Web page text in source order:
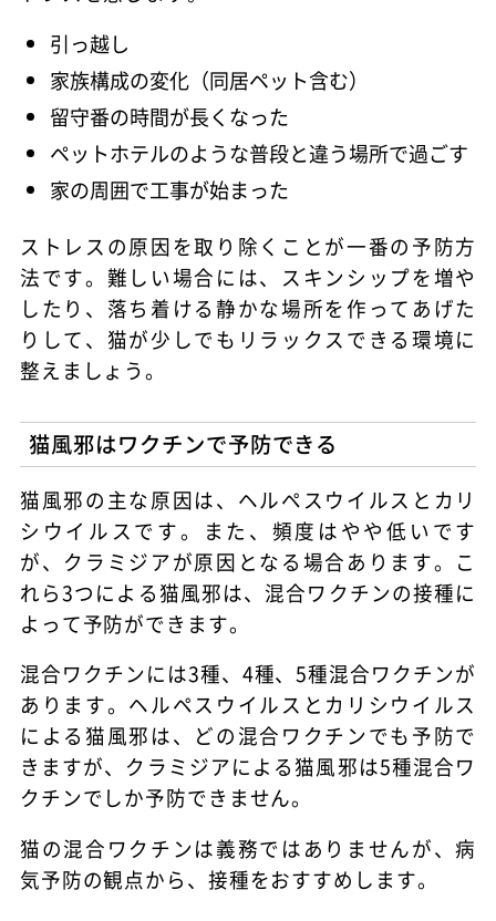
引っ越し
家族構成の変化（同居ペット含む）
留守番の時間が長くなった
ペットホテルのような普段と違う場所で過ごす
家の周囲で工事が始まった
ストレスの原因を取り除くことが一番の予防方
法です。難しい場合には、スキンシップを増や
したり、落ち着ける静かな場所を作ってあげた
りして、猫が少しでもリラックスできる環境に
整えましょう。
猫風邪はワクチンで予防できる
猫風邪の主な原因は、ヘルペスウイルスとカリ
シウイルスです。また、頻度はやや低いです
が、クラミジアが原因となる場合あります。こ
れら3つによる猫風邪は、混合ワクチンの接種に
よって予防ができます。
混合ワクチンには3種、4種、5種混合ワクチンが
あります。ヘルペスウイルスとカリシウイルス
による猫風邪は、どの混合ワクチンでも予防で
きますが、クラミジアによる猫風邪は5種混合ワ
クチンでしか予防できません。
猫の混合ワクチンは義務ではありませんが、病
気予防の観点から、接種をおすすめします。